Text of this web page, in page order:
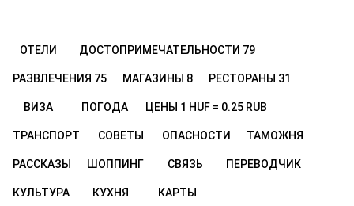
ОТЕЛИ ДОСТОПРИМЕЧАТЕЛЬНОСТИ 79
РАЗВЛЕЧЕНИЯ 75 МАГАЗИНЫ 8 РЕСТОРАНЫ 31
ВИЗА ПОГОДА ЦЕНЫ 1 HUF = 0.25 RUB
ТРАНСПОРТ СОВЕТЫ ОПАСНОСТИ ТАМОЖНЯ
РАССКАЗЫ ШОППИНГ СВЯЗЬ ПЕРЕВОДЧИК
КУЛЬТУРА КУХНЯ КАРТЫ